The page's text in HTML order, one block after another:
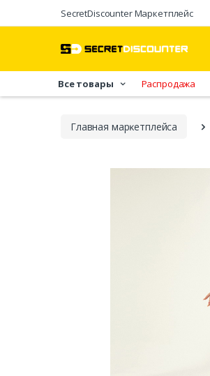
SecretDiscounter Маркетплейс
Все товары Распродажа
Главная марĸетплейса